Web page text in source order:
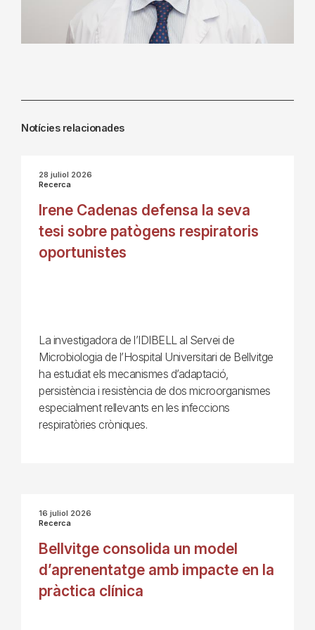
Notícies relacionades
28 juliol 2026
Recerca
Irene Cadenas defensa la seva
tesi sobre patògens respiratoris
oportunistes
La investigadora de l’IDIBELL al Servei de
Microbiologia de l’Hospital Universitari de Bellvitge
ha estudiat els mecanismes d’adaptació,
persistència i resistència de dos microorganismes
especialment rellevants en les infeccions
respiratòries cròniques.
16 juliol 2026
Recerca
Bellvitge consolida un model
d’aprenentatge amb impacte en la
pràctica clínica